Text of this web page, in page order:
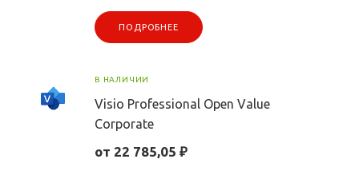
ПОДРОБНЕЕ
В НАЛИЧИИ
Visio Professional Open Value
Corporate
от 22 785,05 ₽